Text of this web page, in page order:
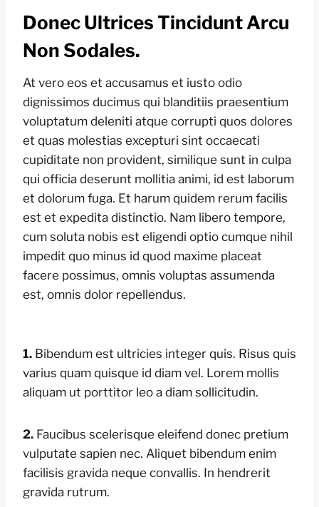
Donec Ultrices Tincidunt Arcu
Non Sodales.
At vero eos et accusamus et iusto odio
dignissimos ducimus qui blanditiis praesentium
voluptatum deleniti atque corrupti quos dolores
et quas molestias excepturi sint occaecati
cupiditate non provident, similique sunt in culpa
qui officia deserunt mollitia animi, id est laborum
et dolorum fuga. Et harum quidem rerum facilis
est et expedita distinctio. Nam libero tempore,
cum soluta nobis est eligendi optio cumque nihil
impedit quo minus id quod maxime placeat
facere possimus, omnis voluptas assumenda
est, omnis dolor repellendus.
1. Bibendum est ultricies integer quis. Risus quis
varius quam quisque id diam vel. Lorem mollis
aliquam ut porttitor leo a diam sollicitudin.
2. Faucibus scelerisque eleifend donec pretium
vulputate sapien nec. Aliquet bibendum enim
facilisis gravida neque convallis. In hendrerit
gravida rutrum.